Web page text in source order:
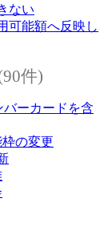
ない
可能額へ反映し
件)
バーカードを含
の変更